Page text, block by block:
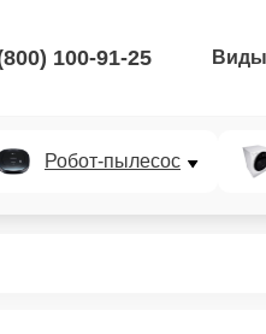
100-91-25 Виды
Робот-пылесос